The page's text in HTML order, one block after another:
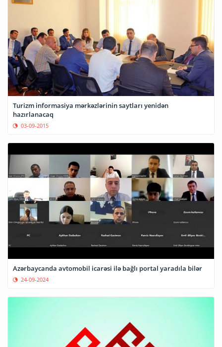
Turizm informasiya mərkəzlərinin saytları yenidən
hazırlanacaq
03-09-2015
Azərbaycanda avtomobil icarəsi ilə bağlı portal yaradıla bilər
24-09-2024